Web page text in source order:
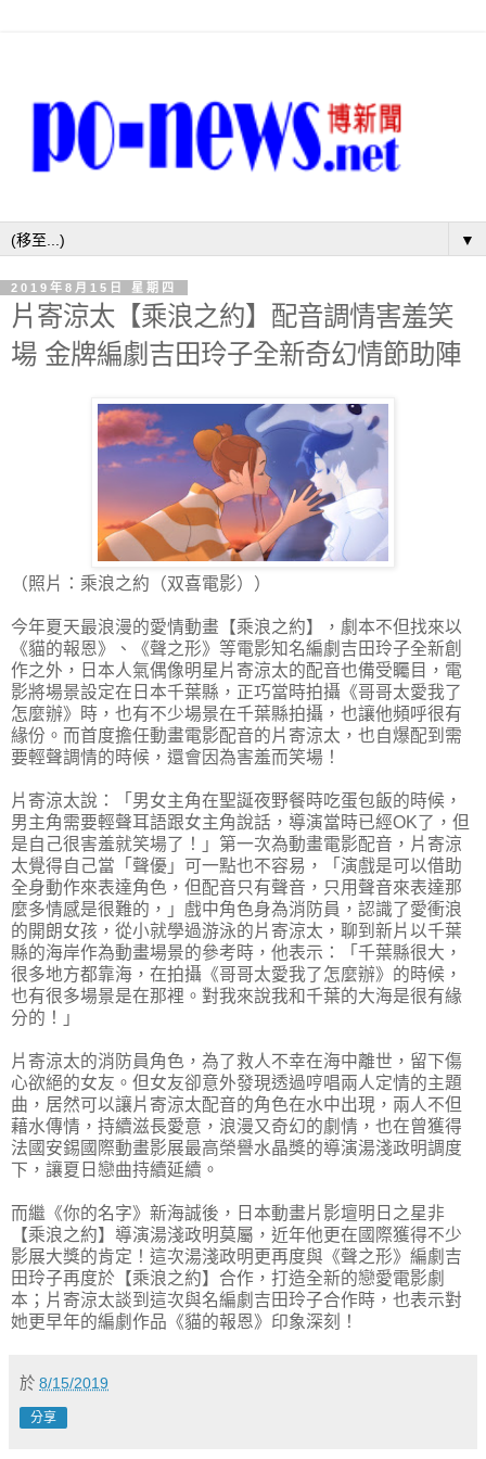
▼
2019年8月15日 星期四
片寄涼太【乘浪之約】配音調情害羞笑
場 金牌編劇吉田玲子全新奇幻情節助陣
（照片：乘浪之約（双喜電影））
今年夏天最浪漫的愛情動畫【乘浪之約】，劇本不但找來以
《貓的報恩》、《聲之形》等電影知名編劇吉田玲子全新創
作之外，日本人氣偶像明星片寄涼太的配音也備受矚目，電
影將場景設定在日本千葉縣，正巧當時拍攝《哥哥太愛我了
怎麼辦》時，也有不少場景在千葉縣拍攝，也讓他頻呼很有
緣份。而首度擔任動畫電影配音的片寄涼太，也自爆配到需
要輕聲調情的時候，還會因為害羞而笑場！
片寄涼太說：「男女主角在聖誕夜野餐時吃蛋包飯的時候，
男主角需要輕聲耳語跟女主角說話，導演當時已經OK了，但
是自己很害羞就笑場了！」第一次為動畫電影配音，片寄涼
太覺得自己當「聲優」可一點也不容易，「演戲是可以借助
全身動作來表達角色，但配音只有聲音，只用聲音來表達那
麼多情感是很難的，」戲中角色身為消防員，認識了愛衝浪
的開朗女孩，從小就學過游泳的片寄涼太，聊到新片以千葉
縣的海岸作為動畫場景的參考時，他表示：「千葉縣很大，
很多地方都靠海，在拍攝《哥哥太愛我了怎麼辦》的時候，
也有很多場景是在那裡。對我來說我和千葉的大海是很有緣
分的！」
片寄涼太的消防員角色，為了救人不幸在海中離世，留下傷
心欲絕的女友。但女友卻意外發現透過哼唱兩人定情的主題
曲，居然可以讓片寄涼太配音的角色在水中出現，兩人不但
藉水傳情，持續滋長愛意，浪漫又奇幻的劇情，也在曾獲得
法國安錫國際動畫影展最高榮譽水晶獎的導演湯淺政明調度
下，讓夏日戀曲持續延續。
而繼《你的名字》新海誠後，日本動畫片影壇明日之星非
【乘浪之約】導演湯淺政明莫屬，近年他更在國際獲得不少
影展大獎的肯定！這次湯淺政明更再度與《聲之形》編劇吉
田玲子再度於【乘浪之約】合作，打造全新的戀愛電影劇
本；片寄涼太談到這次與名編劇吉田玲子合作時，也表示對
她更早年的編劇作品《貓的報恩》印象深刻！
於 8/15/2019
分享